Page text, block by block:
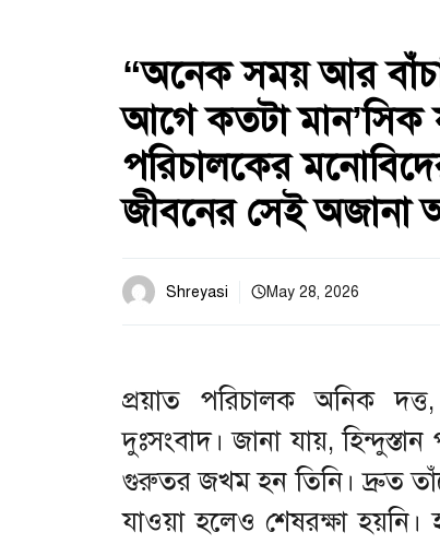
“অনেক সময় আর
আগে কতটা মান’সিক
পরিচালকের
জীবনের সেই অজানা
Shreyasi May 28, 2026
প্রয়াত পরিচালক অনিক
দুঃসংবাদ। জানা যায়,
গুরুতর জখম হন তিনি। দ্রুত
যাওয়া হলেও শেষরক্ষা হয়নি।